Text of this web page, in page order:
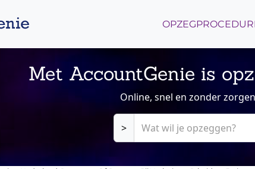
Met AccountGenie is
Online, snel en zonder
>